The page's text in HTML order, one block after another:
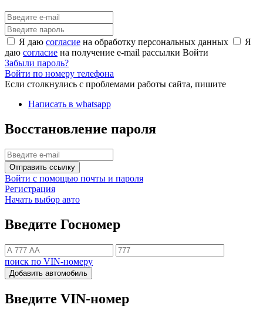
Я даю согласие на обработку персональных данных
Я
даю согласие на получение e-mail рассылки Войти
Забыли пароль?
Войти по номеру телефона
Если столкнулись с проблемами работы сайта, пишите
Написать в whatsapp
Восстановление пароля
Отправить ссылку
Войти с помощью почты и пароля
Регистрация
Начать выбор авто
Введите Госномер
поиск по VIN-номеру
Добавить автомобиль
Введите VIN-номер